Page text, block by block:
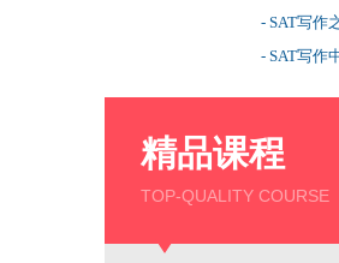
- SAT写作
- SAT写作
精品课程
TOP-QUALITY COURSE